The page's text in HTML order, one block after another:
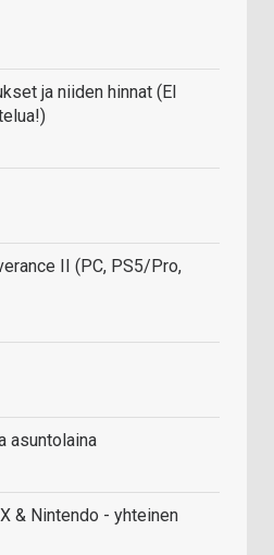
ja niiden hinnat (EI
II (PC, PS5/Pro,
asuntolaina
& Nintendo - yhteinen